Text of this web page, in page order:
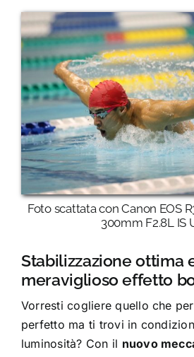
Foto scattata con Canon EOS
300mm F2.8L IS
Stabilizzazione ottima
meraviglioso effetto
Vorresti cogliere quello che
perfetto ma ti trovi in
luminosità? Con il nuovo